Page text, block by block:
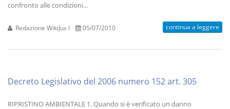
confronto alle condizioni...
Redazione WikiJus I 05/07/2010 continua a leggere
Decreto Legislativo del 2006 numero 152 art. 305
RIPRISTINO AMBIENTALE 1. Quando si è verificato un danno